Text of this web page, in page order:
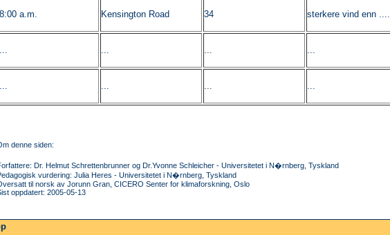
8:00 a.m. Kensington Road 34 sterkere vind enn ....
... ... ... ...
... ... ... ...
denne siden:
Dr. Helmut Schrettenbrunner og Dr.Yvonne Schleicher - Universitetet i N�rnberg, Tyskland
vurdering: Julia Heres - Universitetet i N�rnberg, Tyskland
til norsk av Jorunn Gran, CICERO Senter for klimaforskning, Oslo
oppdatert: 2005-05-13